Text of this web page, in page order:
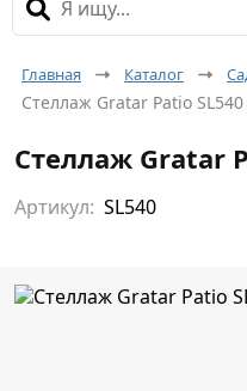
Главная Каталог
Стеллаж Gratar Patio SL540
Стеллаж Gratar
Артикул: SL540